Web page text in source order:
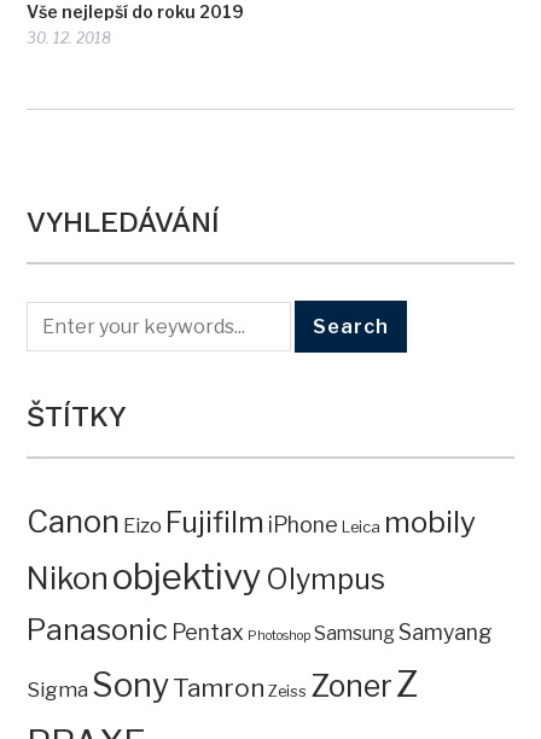
Vše nejlepší do roku 2019
30. 12. 2018
VYHLEDÁVÁNÍ
ŠTÍTKY
Canon Eizo Fujifilm iPhone Leica mobily
Nikon objektivy Olympus
Panasonic Pentax Photoshop SamsungSamyang
Sigma SonyTamron Zeiss ZonerZ